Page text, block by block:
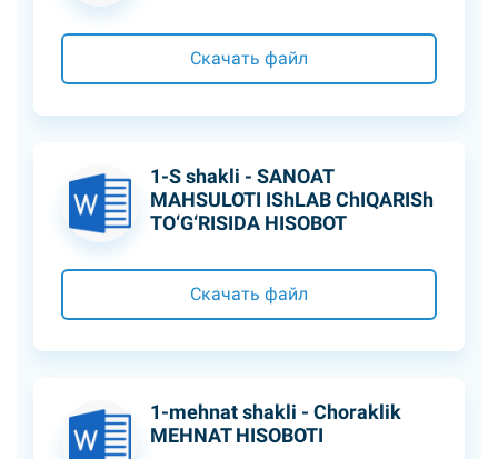
Скачать файл
1-S shakli - SANOAT
MAHSULOTI IShLAB ChIQARISh
TO‘G‘RISIDA HISOBOT
Скачать файл
1-mehnat shakli - Choraklik
MEHNAT HISOBOTI